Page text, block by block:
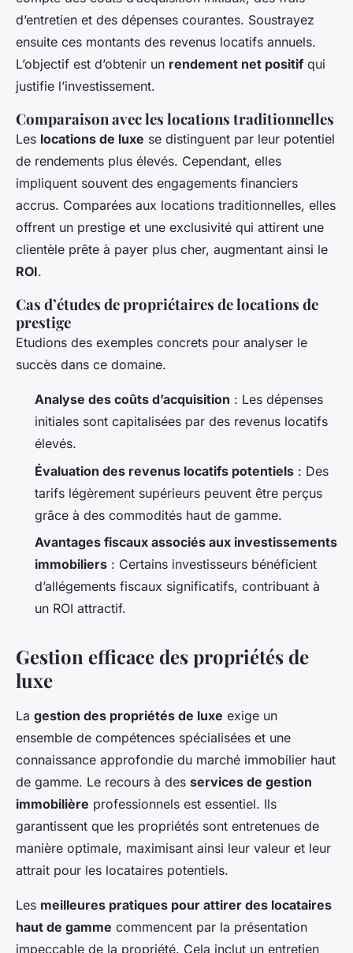
d’entretien et des dépenses courantes. Soustrayez
ensuite ces montants des revenus locatifs annuels.
L’objectif est d’obtenir un rendement net positif qui
justifie l’investissement.
Comparaison avec les locations traditionnelles
Les locations de luxe se distinguent par leur potentiel
de rendements plus élevés. Cependant, elles
impliquent souvent des engagements financiers
accrus. Comparées aux locations traditionnelles, elles
offrent un prestige et une exclusivité qui attirent une
clientèle prête à payer plus cher, augmentant ainsi le
ROI.
Cas d’études de propriétaires de locations de
prestige
Etudions des exemples concrets pour analyser le
succès dans ce domaine.
Analyse des coûts d’acquisition : Les dépenses
initiales sont capitalisées par des revenus locatifs
élevés.
Évaluation des revenus locatifs potentiels : Des
tarifs légèrement supérieurs peuvent être perçus
grâce à des commodités haut de gamme.
Avantages fiscaux associés aux investissements
immobiliers : Certains investisseurs bénéficient
d’allégements fiscaux significatifs, contribuant à
un ROI attractif.
Gestion efficace des propriétés de
luxe
La gestion des propriétés de luxe exige un
ensemble de compétences spécialisées et une
connaissance approfondie du marché immobilier haut
de gamme. Le recours à des services de gestion
immobilière professionnels est essentiel. Ils
garantissent que les propriétés sont entretenues de
manière optimale, maximisant ainsi leur valeur et leur
attrait pour les locataires potentiels.
Les meilleures pratiques pour attirer des locataires
haut de gamme commencent par la présentation
impeccable de la propriété. Cela inclut un entretien